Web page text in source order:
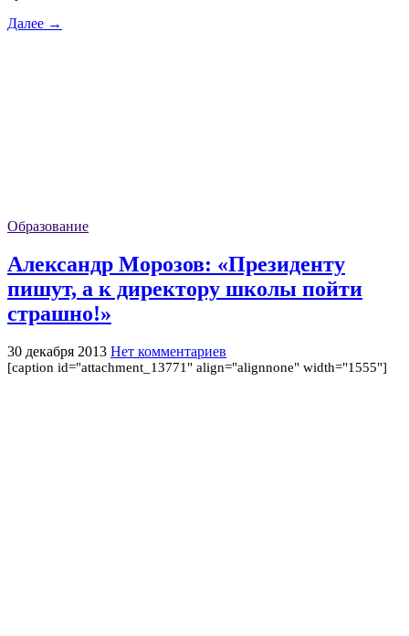
Далее →
Образование
Александр Морозов: «Президенту
пишут, а к директору школы пойти
страшно!»
30 декабря 2013 Нет комментариев
[caption id="attachment_13771" align="alignnone" width="1555"]